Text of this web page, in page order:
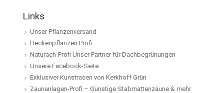
Links
Unser Pflanzenversand
Heckenpflanzen Profi
Naturach-Profi Unser Partner für Dachbegrünungen
Unsere Facebook-Seite
Exklusiver Kunstrasen von Kerkhoff Grün
Zaunanlagen-Profi – Günstige Stabmattenzäune & mehr